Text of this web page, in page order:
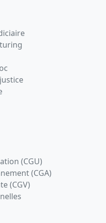
(CGU)
(CGA)
(CGV)